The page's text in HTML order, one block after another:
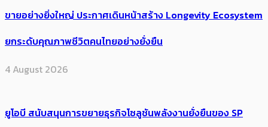
ขายอย่างยิ่งใหญ่ ประกาศเดินหน้าสร้าง Longevity Ecosystem
ยกระดับคุณภาพชีวิตคนไทยอย่างยั่งยืน
4 August 2026
ยูโอบี สนับสนุนการขยายธุรกิจโซลูชันพลังงานยั่งยืนของ SP